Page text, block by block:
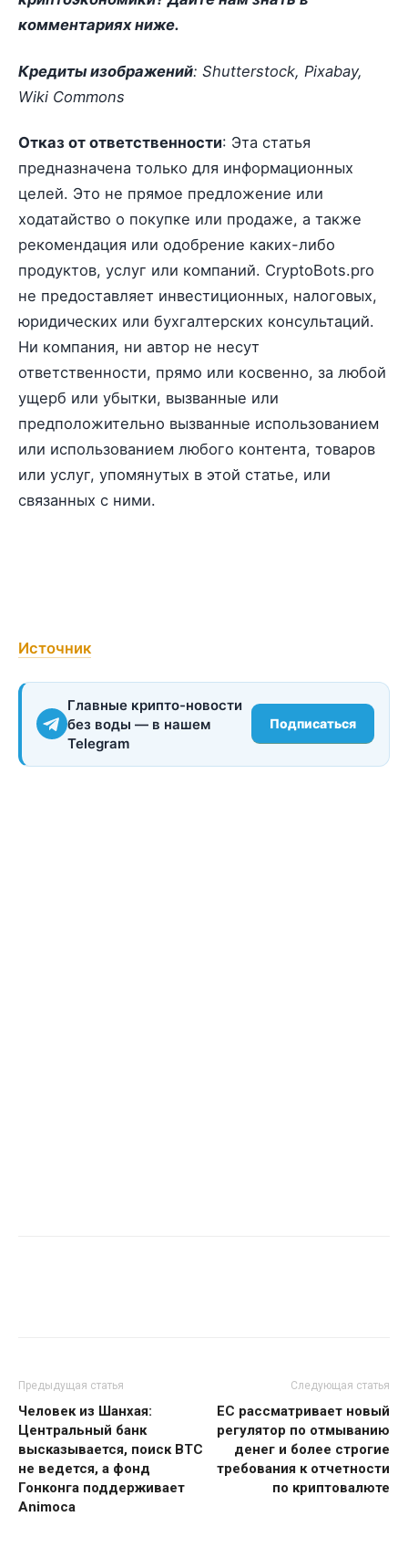
комментариях ниже.
Кредиты изображений: Shutterstock, Pixabay,
Wiki Commons
Отказ от ответственности: Эта статья
предназначена только для информационных
целей. Это не прямое предложение или
ходатайство о покупке или продаже, а также
рекомендация или одобрение каких-либо
продуктов, услуг или компаний. CryptoBots.pro
не предоставляет инвестиционных, налоговых,
юридических или бухгалтерских консультаций.
Ни компания, ни автор не несут
ответственности, прямо или косвенно, за любой
ущерб или убытки, вызванные или
предположительно вызванные использованием
или использованием любого контента, товаров
или услуг, упомянутых в этой статье, или
связанных с ними.
Источник
Главные крипто-новости
без воды — в нашем
Telegram
Подписаться
Предыдущая статья
Человек из Шанхая:
Центральный банк
высказывается, поиск BTC
не ведется, а фонд
Гонконга поддерживает
Animoca
Следующая статья
ЕС рассматривает новый
регулятор по отмыванию
денег и более строгие
требования к отчетности
по криптовалюте